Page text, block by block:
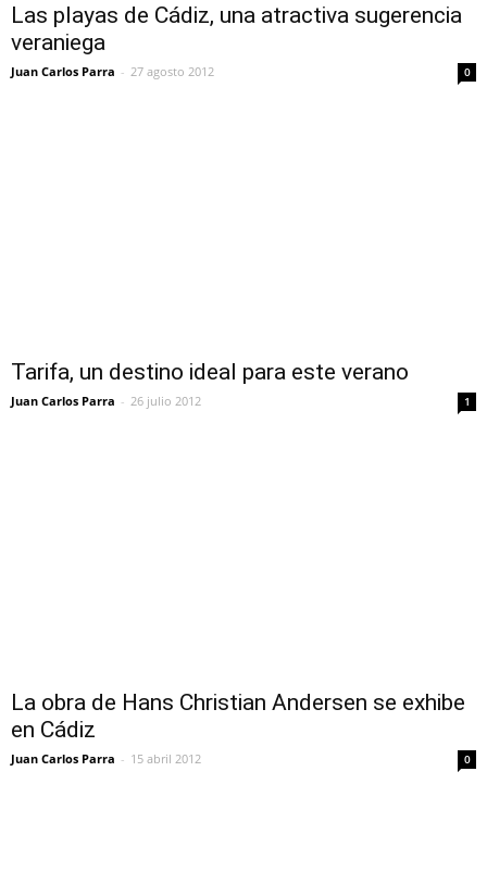
Las playas de Cádiz, una atractiva sugerencia
veraniega
Juan Carlos Parra - 27 agosto 2012 0
Tarifa, un destino ideal para este verano
Juan Carlos Parra - 26 julio 2012 1
La obra de Hans Christian Andersen se exhibe
en Cádiz
Juan Carlos Parra - 15 abril 2012 0